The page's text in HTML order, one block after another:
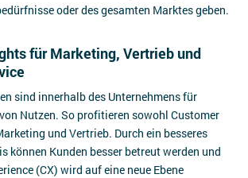
oder des gesamten Marktes geben.
für Marketing, Vertrieb und
sind innerhalb des Unternehmens für
Nutzen. So profitieren sowohl Customer
und Vertrieb. Durch ein besseres
können Kunden besser betreut werden und
(CX) wird auf eine neue Ebene